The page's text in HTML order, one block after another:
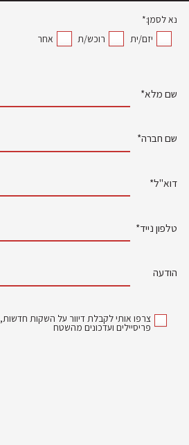
נא לסמן:*
יזם/ית
רוכש/ת אחר
שם מלא*
שם חברה*
דוא"ל*
טלפון נייד*
הודעה
צרפו אותי לקבלת דיוור על השקות חדשות,
פריסיילים ועדכונים מהשטח